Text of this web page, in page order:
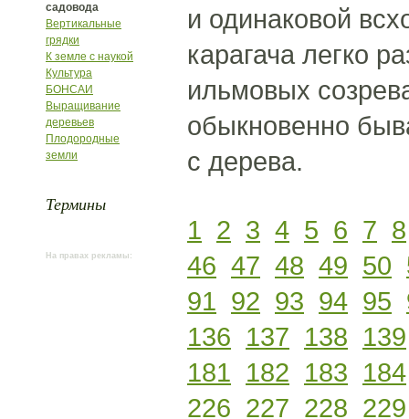
садовода
Вертикальные
грядки
К земле с наукой
Культура
БОНСАИ
Выращивание
деревьев
Плодородные
земли
Термины
На правах рекламы:
и одинаковой
карагача легко
ильмовых
обыкновенно
с дерева.
1 2 3 4 5 6 7 8
46 47 48 49 50
91 92 93 94 95
136 137 138 139
181 182 183 184
226 227 228 229